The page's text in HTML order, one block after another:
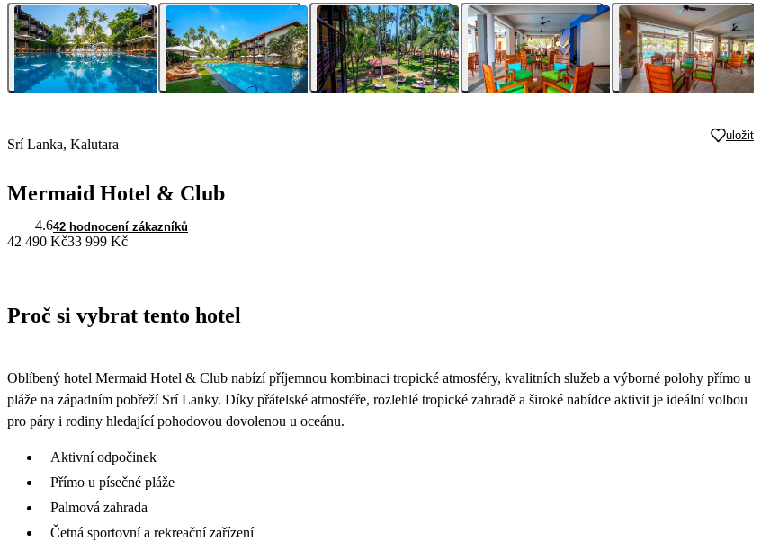
Srí Lanka, Kalutara
uložit
Mermaid Hotel & Club
4.642 hodnocení zákazníků
42 490 Kč33 999 Kč
Proč si vybrat tento hotel
Oblíbený hotel Mermaid Hotel & Club nabízí příjemnou kombinaci tropické atmosféry, kvalitních služeb a výborné polohy přímo u
pláže na západním pobřeží Srí Lanky. Díky přátelské atmosféře, rozlehlé tropické zahradě a široké nabídce aktivit je ideální volbou
pro páry i rodiny hledající pohodovou dovolenou u oceánu.
Aktivní odpočinek
Přímo u písečné pláže
Palmová zahrada
Četná sportovní a rekreační zařízení